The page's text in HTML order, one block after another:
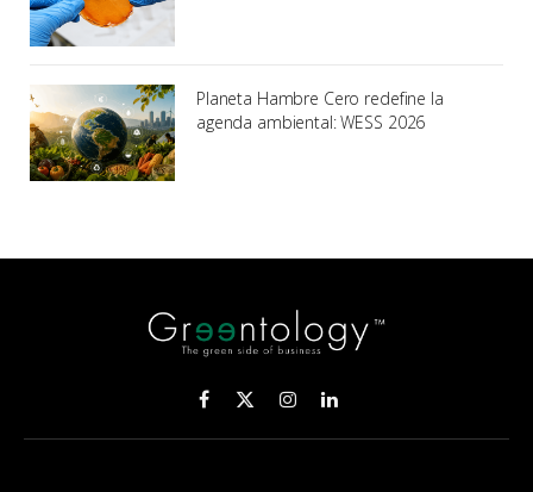
Planeta Hambre Cero redefine la
agenda ambiental: WESS 2026
Facebook
X
(Twitter)
InstagramLinkedIn